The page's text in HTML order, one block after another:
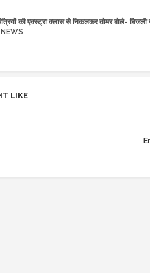
की एक्स्ट्रा क्लास से निकलकर तोमर बोले- बिजली
LIKE